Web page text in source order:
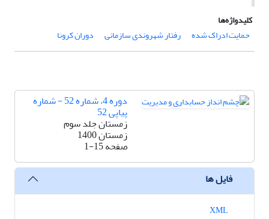
کلیدواژه‌ها
حمایت ادراک شده
رفتار شهروندی سازمانی دوران کرونا
دوره 4، شماره 52 - شماره
پیاپی 52
زمستان جلد سوم
زمستان 1400
صفحه1-15
فایل ها